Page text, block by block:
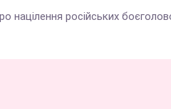
націлення російських